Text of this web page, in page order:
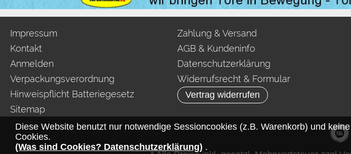
Diese Website benutzt nur notwendige Sessioncookies (z.B. Warenkorb) und
Cookies.
(Was sind Cookies? Datenschutzerklärung) .
Impressum
Kontakt
Anmelden
Verpackungsverordnung
Hinweispflicht Batteriegesetz
Sitemap
Zahlung & Versand
AGB & Kundeninfo
Datenschutzerklärung
Widerrufsrecht & Formular
Vertrag widerrufen